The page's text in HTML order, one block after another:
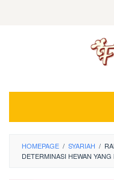
HOMEPAGE / SYARIAH /
DETERMINASI HEWAN